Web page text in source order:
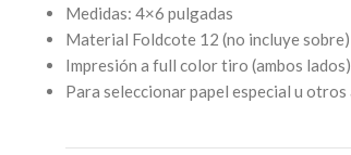
Medidas: 4×6 pulgadas
Material Foldcote 12 (no incluye sobre)
Impresión a full color tiro (ambos lados)
Para seleccionar papel especial u